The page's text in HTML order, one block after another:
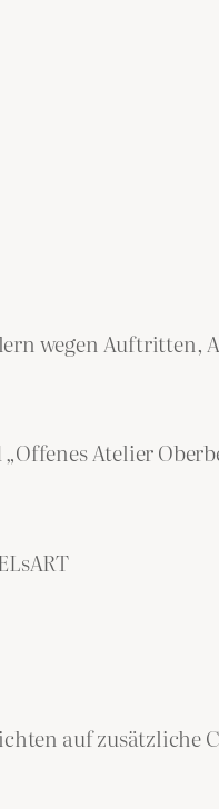
wegen Auftritten,
Atelier
auf zusätzliche